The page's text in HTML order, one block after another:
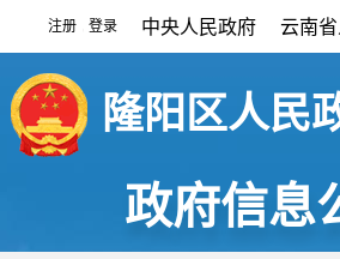
注册 登录 中央人民政府 云南
隆阳区人民
政府信息